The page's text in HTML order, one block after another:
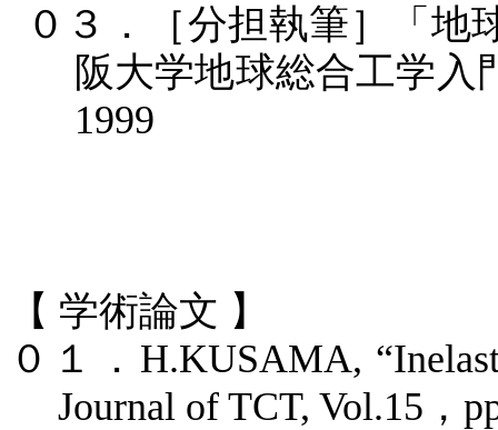
０３．［分担執筆］「地
阪大学地球総合工学
1999
【 学術論文 】
０１． H.KUSAMA,
Journal of TCT, Vol.15 ，